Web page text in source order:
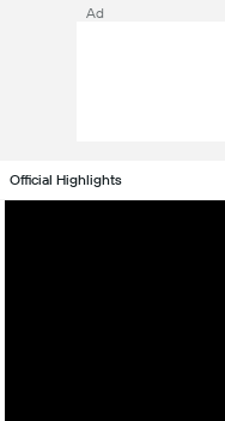
Ad
Official Highlights